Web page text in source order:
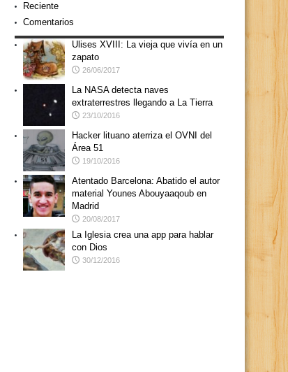
Reciente
Comentarios
Ulises XVIII: La vieja que vivía en un
zapato
26/06/2017
La NASA detecta naves
extraterrestres llegando a La Tierra
23/10/2016
Hacker lituano aterriza el OVNI del
Área 51
19/10/2016
Atentado Barcelona: Abatido el autor
material Younes Abouyaaqoub en
Madrid
20/08/2017
La Iglesia crea una app para hablar
con Dios
30/12/2016